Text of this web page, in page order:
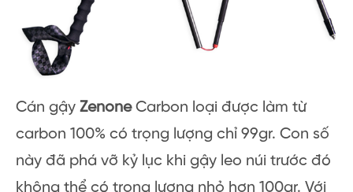
Cán gậy ZenoneCarbon loại được làm từ
carbon 100% có trọng lượng chỉ 99gr. Con số
này đã phá vỡ kỷ lục khi gậy leo núi trước đó
không thể có trọng lượng nhỏ hơn 100gr. Với